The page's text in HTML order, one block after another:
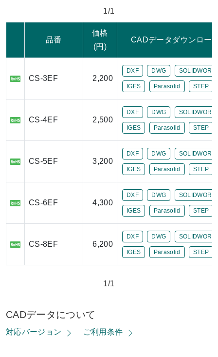
1/1
品番
価格
(円)
CADデータダウンロー
CS-3EF 2,200
DXF DWG
IGES Parasolid STEP
CS-4EF 2,500
DXF DWG
IGES Parasolid STEP
CS-5EF 3,200
DXF DWG
IGES Parasolid STEP
CS-6EF 4,300
DXF DWG
IGES Parasolid STEP
CS-8EF 6,200
DXF DWG
IGES Parasolid STEP
1/1
CADデータについて
対応バージョン ご利用条件